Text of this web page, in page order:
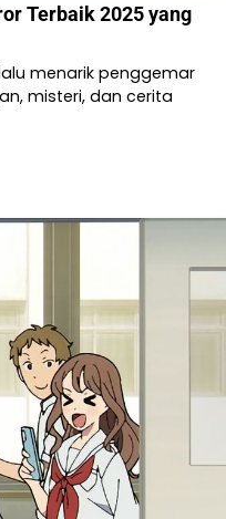
Terbaik 2025 yang
menarik penggemar
misteri, dan cerita